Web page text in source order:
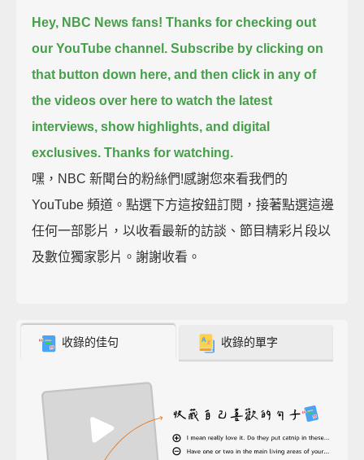
Hey, NBC News fans! Thanks for checking out
our YouTube channel. Subscribe by clicking on
that button down here, and then click in any of
the videos over here to watch the latest
interviews, show highlights, and digital
exclusives. Thanks for watching.
嘿，NBC 新聞台的粉絲們!感謝您來看我們的
YouTube 頻道。點選下方這按鈕訂閱，接著點選這邊
任何一部影片，以收看最新的訪談、節目精彩片段以
及數位獨家影片。謝謝收看。
收錄的佳句 收錄的單字